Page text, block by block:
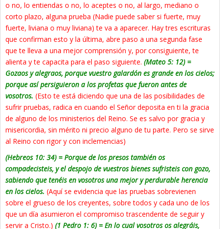
o no, lo entiendas o no, lo aceptes o no, al largo, mediano o
corto plazo, alguna prueba (Nadie puede saber si fuerte, muy
fuerte, liviana o muy liviana) te va a aparecer. Hay tres escrituras
que confirman esto y la última, abre paso a una segunda fase
que te lleva a una mejor comprensión y, por consiguiente, te
alienta y te capacita para el paso siguiente. (Mateo 5: 12) =
Gozaos y alegraos, porque vuestro galardón es grande en los cielos;
porque así persiguieron a los profetas que fueron antes de
vosotros. (Esto te está diciendo que una de las posibilidades de
sufrir pruebas, radica en cuando el Señor deposita en ti la gracia
de alguno de los ministerios del Reino. Se es salvo por gracia y
misericordia, sin mérito ni precio alguno de tu parte. Pero se sirve
al Reino con rigor y con inclemencias)
(Hebreos 10: 34) = Porque de los presos también os
compadecisteis, y el despojo de vuestros bienes sufristeis con gozo,
sabiendo que tenéis en vosotros una mejor y perdurable herencia
en los cielos. (Aquí se evidencia que las pruebas sobrevienen
sobre el grueso de los creyentes, sobre todos y cada uno de los
que un día asumieron el compromiso trascendente de seguir y
servir a Cristo.) (1 Pedro 1: 6) = En lo cual vosotros os alegráis,